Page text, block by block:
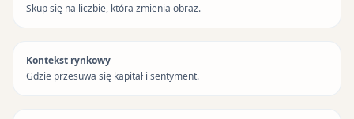
Skup się na liczbie, która zmienia obraz.
Kontekst rynkowy
Gdzie przesuwa się kapitał i sentyment.